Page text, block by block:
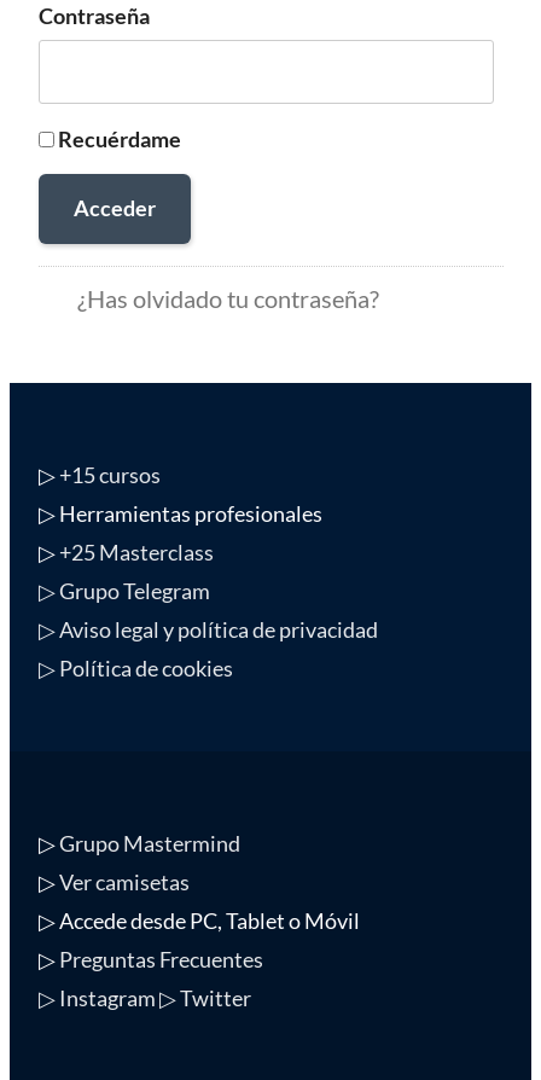
Contraseña
Recuérdame
Acceder
¿Has olvidado tu contraseña?
▷+15 cursos
▷ Herramientas profesionales
▷+25 Masterclass
▷ Grupo Telegram
▷ Aviso legal y política de privacidad
▷ Política de cookies
▷Grupo Mastermind
▷Ver camisetas
▷ Accede desde PC, Tablet o Móvil
▷Preguntas Frecuentes
▷ Instagram▷ Twitter